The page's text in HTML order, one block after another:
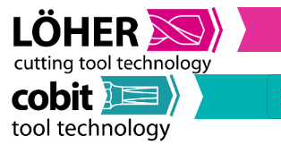
News
Anwenderbezogene Bitsortimente